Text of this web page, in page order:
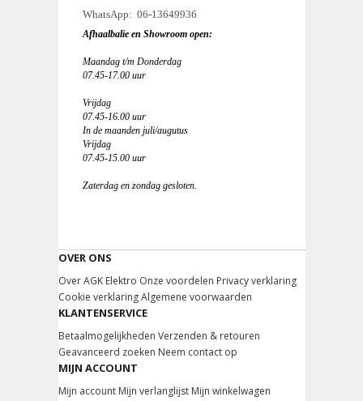
WhatsApp: 06-13649936
Afhaalbalie en Showroom open:
Maandag t/m Donderdag
07.45-17.00 uur
Vrijdag
07.45-16.00 uur
In de maanden juli/augutus
Vrijdag
07.45-15.00 uur
Zaterdag en zondag gesloten.
OVER ONS
Over AGK Elektro Onze voordelen Privacy verklaring
Cookie verklaring Algemene voorwaarden
KLANTENSERVICE
Betaalmogelijkheden Verzenden & retouren
Geavanceerd zoeken Neem contact op
MIJN ACCOUNT
Mijn account Mijn verlanglijst Mijn winkelwagen